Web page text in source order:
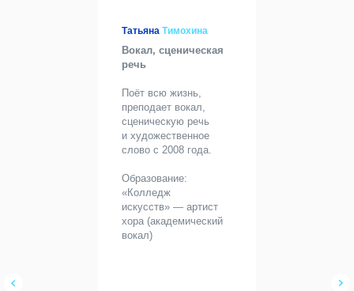
Татьяна Тимохина
Вокал, сценическая
речь
Поёт всю жизнь,
преподает вокал,
сценическую речь
и художественное
слово с 2008 года.
Образование:
«Колледж
искусств» — артист
хора (академический
вокал)